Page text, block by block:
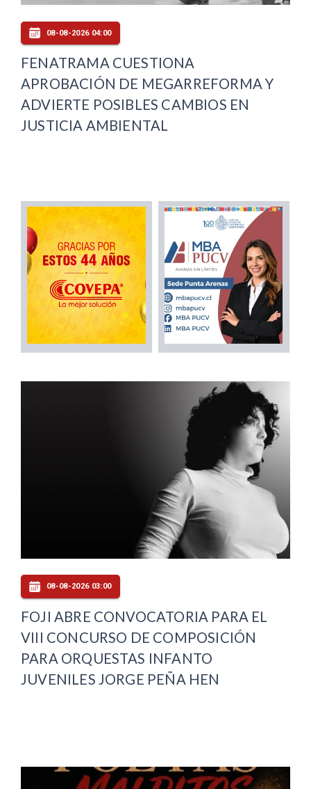
08-08-2026 04:00
FENATRAMA CUESTIONA
APROBACIÓN DE MEGARREFORMA Y
ADVIERTE POSIBLES CAMBIOS EN
JUSTICIA AMBIENTAL
08-08-2026 03:00
FOJI ABRE CONVOCATORIA PARA EL
VIII CONCURSO DE COMPOSICIÓN
PARA ORQUESTAS INFANTO
JUVENILES JORGE PEÑA HEN